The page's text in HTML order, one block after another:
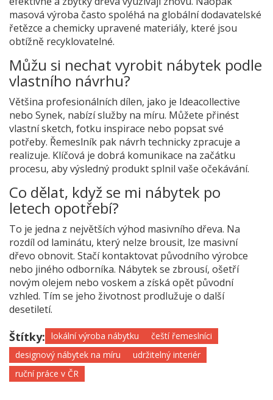
masová výroba často spoléhá na globální dodavatelské
řetězce a chemicky upravené materiály, které jsou
obtížně recyklovatelné.
Můžu si nechat vyrobit nábytek podle
vlastního návrhu?
Většina profesionálních dílen, jako je Ideacollective
nebo Synek, nabízí služby na míru. Můžete přinést
vlastní sketch, fotku inspirace nebo popsat své
potřeby. Řemeslník pak návrh technicky zpracuje a
realizuje. Klíčová je dobrá komunikace na začátku
procesu, aby výsledný produkt splnil vaše očekávání.
Co dělat, když se mi nábytek po
letech opotřebí?
To je jedna z největších výhod masivního dřeva. Na
rozdíl od laminátu, který nelze brousit, lze masivní
dřevo obnovit. Stačí kontaktovat původního výrobce
nebo jiného odborníka. Nábytek se zbrousí, ošetří
novým olejem nebo voskem a získá opět původní
vzhled. Tím se jeho životnost prodlužuje o další
desetiletí.
Štítky: lokální výroba nábytku
čeští řemeslníci
designový nábytek na míru
udržitelný interiér
ruční práce v ČR